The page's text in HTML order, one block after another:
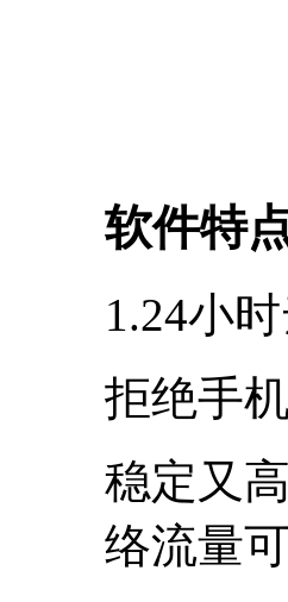
软件特
1.24小
拒绝手
稳定又
络流量